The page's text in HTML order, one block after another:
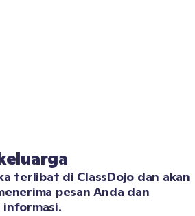
terlibat di ClassDojo dan akan
pesan Anda dan
informasi.